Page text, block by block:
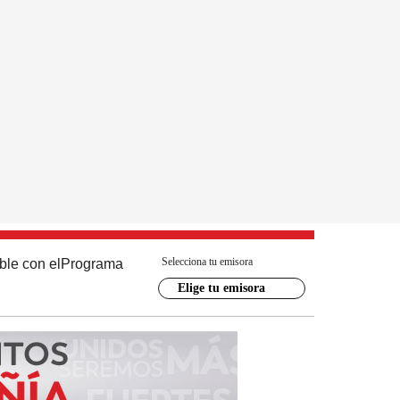
con el Programa Selecciona tu emisora
Elige tu emisora